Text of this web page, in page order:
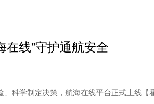
在线”守护通航安全
科学制定决策，航海在线平台正式上线【